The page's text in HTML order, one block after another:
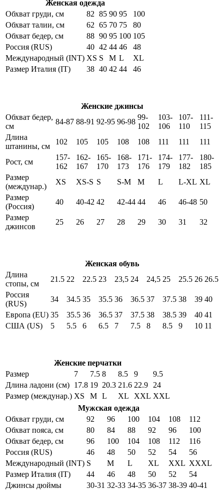
Женская одежда
Обхват груди, см
82 85 90 95
100
Обхват талии, см
62 65 70 75
80
Обхват бедер, см
88 90 95 100 105
Россия (RUS)
40 42 44 46
48
Международный (INT) XS S M L
XL
Размер Италия (IT)
38 40 42 44 46
Женские джинсы
Обхват бедер,
см
84-87 88-91 92-95 96-98
99-
102
103-
106
107-
110
111-
115
Длина
штанины, см
102 105 105 108 108 111 111 111
Рост, см
157-
162
162-
167
165-
170
168-
173
171-
176
174-
179
177-
182
180-
185
Размер
(междунар.)
XS XS-S S S-M M L L-XL XL
Размер
(Россия)
40 40-42 42 42-44 44 46 46-48 50
Размер
джинсов
25 26 27 28 29 30 31 32
Женская обувь
Длина
стопы, см
21.5 22 22.5 23 23,5 24 24,5 25 25.5 26 26.5
Россия
(RUS)
34 34.5 35 35.5 36 36.5 37 37.5 38 39 40
Европа (EU) 35 35.5 36 36.5 37 37.5 38 38.5 39 40 41
США (US)
5 5.5 6 6.5 7 7.5 8 8.5 9 10 11
Женские перчатки
Размер
7 7.5 8 8.5 9
9.5
Длина ладони (см) 17.8 19 20.3 21.6 22.9
24
Размер (междунар.) XS M L XL XXL XXL
Мужская одежда
Обхват груди, см
92 96 100 104 108
112
Обхват пояса, см
80 84 88 92 96
100
Обхват бедер, см
96 100 104 108 112
116
Россия (RUS)
46 48 50 52 54
56
Международный (INT) S M L XL XXL XXXL
Размер Италия (IT)
44 46 48 50 52
54
Джинсы дюймы
30-31 32-33 34-35 36-37 38-39 40-41